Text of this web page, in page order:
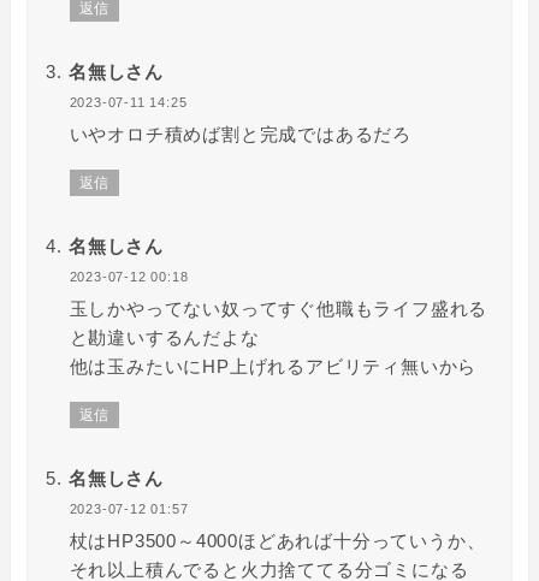
返信
名無しさん
2023-07-11 14:25
いやオロチ積めば割と完成ではあるだろ
返信
名無しさん
2023-07-12 00:18
玉しかやってない奴ってすぐ他職もライフ盛れる
と勘違いするんだよな
他は玉みたいにHP上げれるアビリティ無いから
返信
名無しさん
2023-07-12 01:57
杖はHP3500～4000ほどあれば十分っていうか、
それ以上積んでると火力捨ててる分ゴミになる